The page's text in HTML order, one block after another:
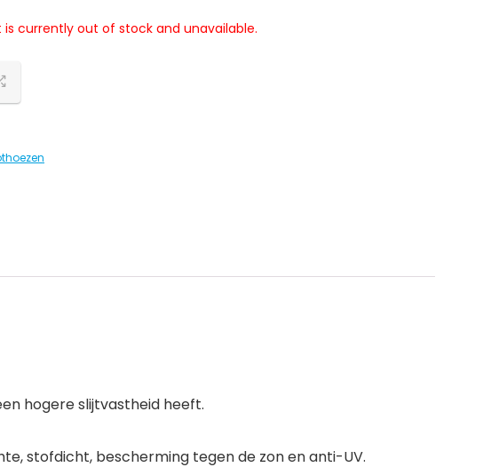
is currently out of stock and unavailable.
hogere slijtvastheid heeft.
stofdicht, bescherming tegen de zon en anti-UV.